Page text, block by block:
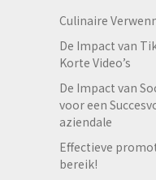
Culinaire
De Impact van
Korte Video’s
De Impact van
voor een
aziendale
Effectieve
bereik!